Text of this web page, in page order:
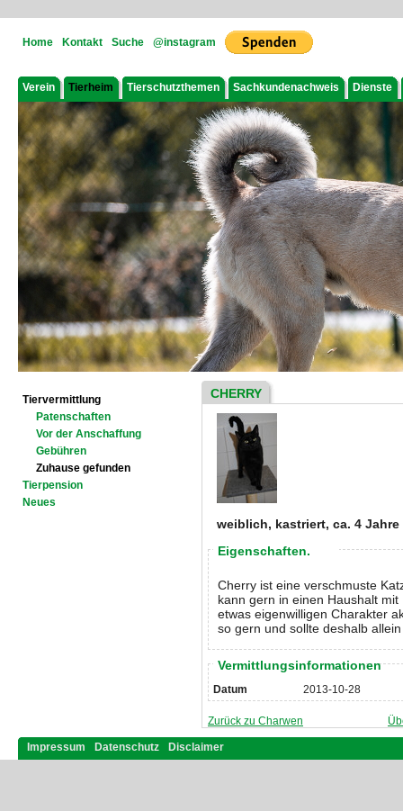
Home Kontakt Suche @instagram
Verein Tierheim Tierschutzthemen Sachkundenachweis Dienste
Tiervermittlung
Patenschaften
Vor der Anschaffung
Gebühren
Zuhause gefunden
Tierpension
Neues
CHERRY
weiblich, kastriert, ca. 4 Jahre
Eigenschaften.
Cherry ist eine verschmuste
kann gern in einen Haushalt
etwas eigenwilligen Charakter
so gern und sollte deshalb
Vermittlungsinformationen
Datum 2013-10-28
Zurück zu Charwen
Impressum Datenschutz Disclaimer